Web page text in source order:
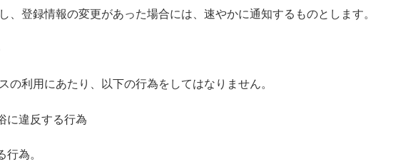
登録情報の変更があった場合には、速やかに通知するものとします。
利用にあたり、以下の行為をしてはなりません。
に違反する行為
行為。